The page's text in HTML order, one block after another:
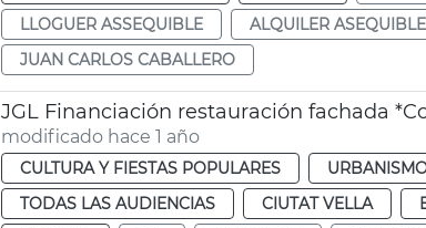
LLOGUER ASSEQUIBLE
ALQUILER ASEQUIBLE
JUAN CARLOS CABALLERO
JGL Financiación restauración fachada
modificado hace 1 año
CULTURA Y FIESTAS POPULARES
TODAS LAS AUDIENCIAS
CIUTAT VELLA